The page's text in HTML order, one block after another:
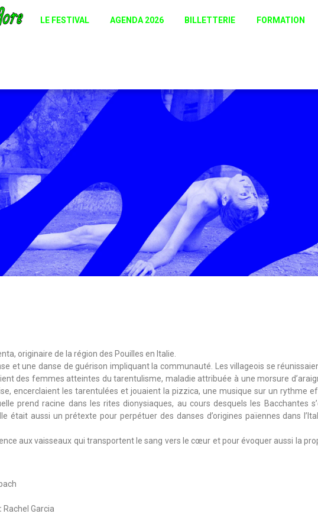
LE FESTIVAL AGENDA 2026 BILLETTERIE FORMATION
originaire de la région des Pouilles en Italie.
et une danse de guérison impliquant la communauté. Les villageois se
des femmes atteintes du tarentulisme, maladie attribuée à une morsure
encerclaient les tarentulées et jouaient la pizzica, une musique sur un rythme
prend racine dans les rites dionysiaques, au cours desquels les Bacchantes
était aussi un prétexte pour perpétuer des danses d’origines païennes dans
aux vaisseaux qui transportent le sang vers le cœur et pour évoquer aussi la
Rachel Garcia